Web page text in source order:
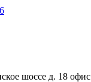
шоссе д. 18